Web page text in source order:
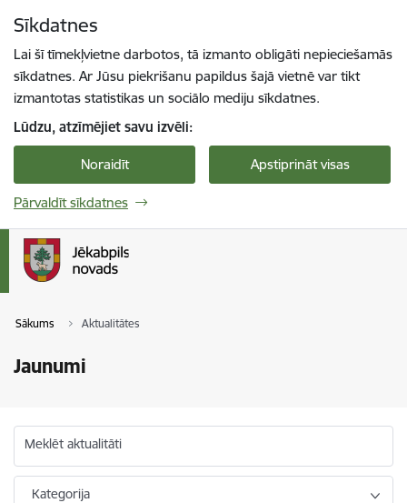
Sīkdatnes
Lai šī tīmekļvietne darbotos, tā izmanto obligāti nepieciešamās
sīkdatnes. Ar Jūsu piekrišanu papildus šajā vietnē var tikt
izmantotas statistikas un sociālo mediju sīkdatnes.
Lūdzu, atzīmējiet savu izvēli:
Noraidīt Apstiprināt visas
Pārvaldīt sīkdatnes
Sākums Aktualitātes
Jaunumi
Meklēt aktualitāti
Kategorija